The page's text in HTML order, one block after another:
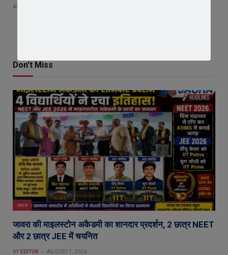
AUGUST 6, 2026
Don't Miss
जावरा
जावरा की माइलस्टोन अकैडमी का शानदार प्रदर्शन, 2 छात्र NEET
और 2 छात्र JEE में चयनित
BY EDITOR AUGUST 7, 2026